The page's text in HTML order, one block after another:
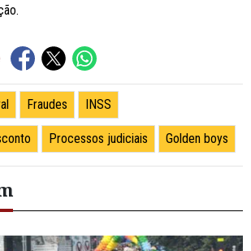
Fraudes INSS
Processos judiciais Golden boys